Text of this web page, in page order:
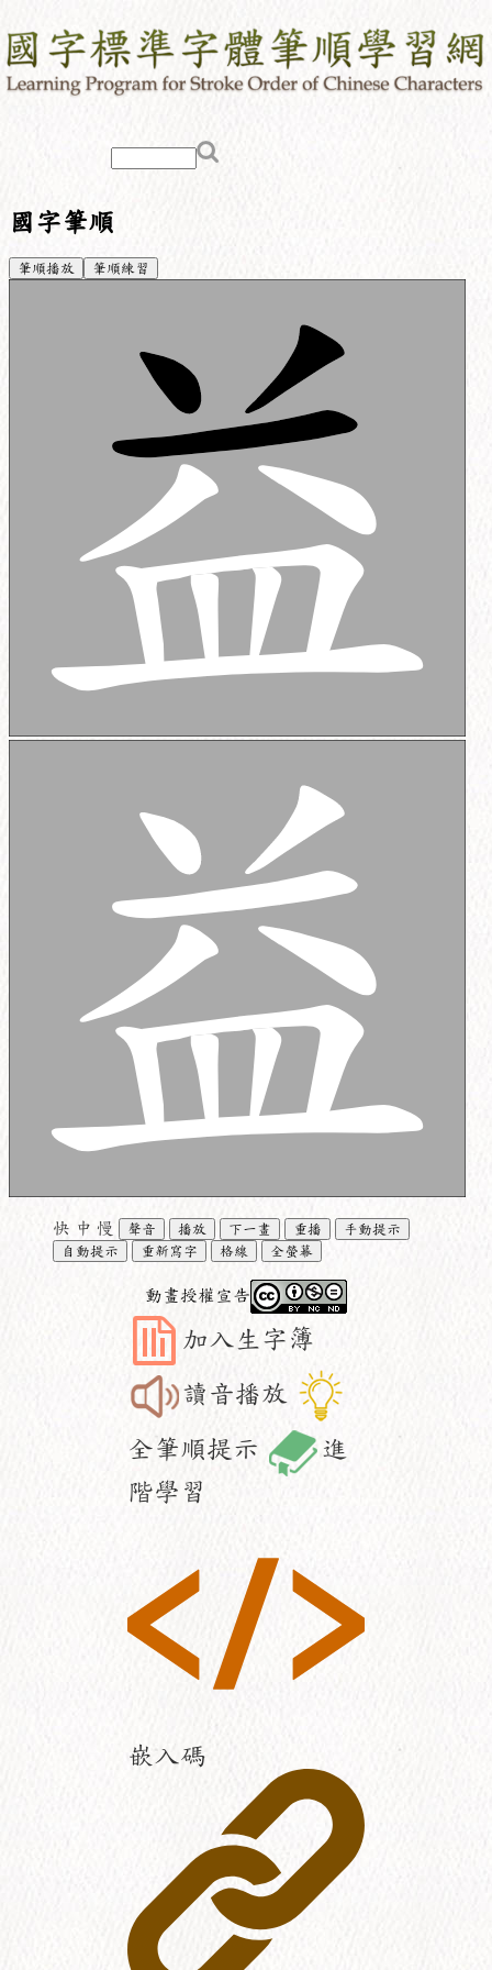
國字筆順
筆順播放 筆順練習
快 中 慢 聲音 播放 下一畫 重播
手動提示
自動提示
重新寫字 格線 全螢幕
動畫授權宣告
加入生字簿
讀音播放
全筆順提示
進
階學習
嵌入碼